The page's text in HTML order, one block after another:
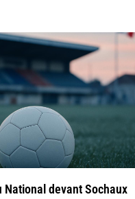
National devant Sochaux